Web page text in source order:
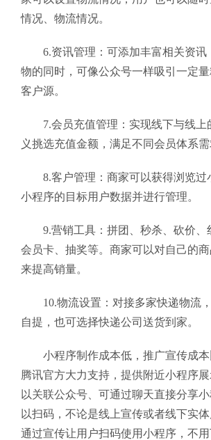
情况、物流情况。
6.资讯管理：可添加丰富相关资讯
物的同时，可像公众号一样吸引一定
客户源。
7.会员充值管理：实现线下与线上
义挑选充值金额，满足不同会员体系需
8.客户管理：商家可以获得浏览过
小程序的目标用户数据并进行管理。
9.营销工具：拼团、秒杀、砍价、
会员卡、抽奖等。商家可以对自己的
来提高销量。
10.物流设置：对接多家快递物流
自提，也可选择快递公司送货到家。
小程序制作成本低，推广宣传成
腾讯官方大力支持，提供附近小程序
以关联公众号、可通过聊天直接分享
以扫码，不论是线上宣传或者线下实
通过宣传让用户扫码使用小程序，不